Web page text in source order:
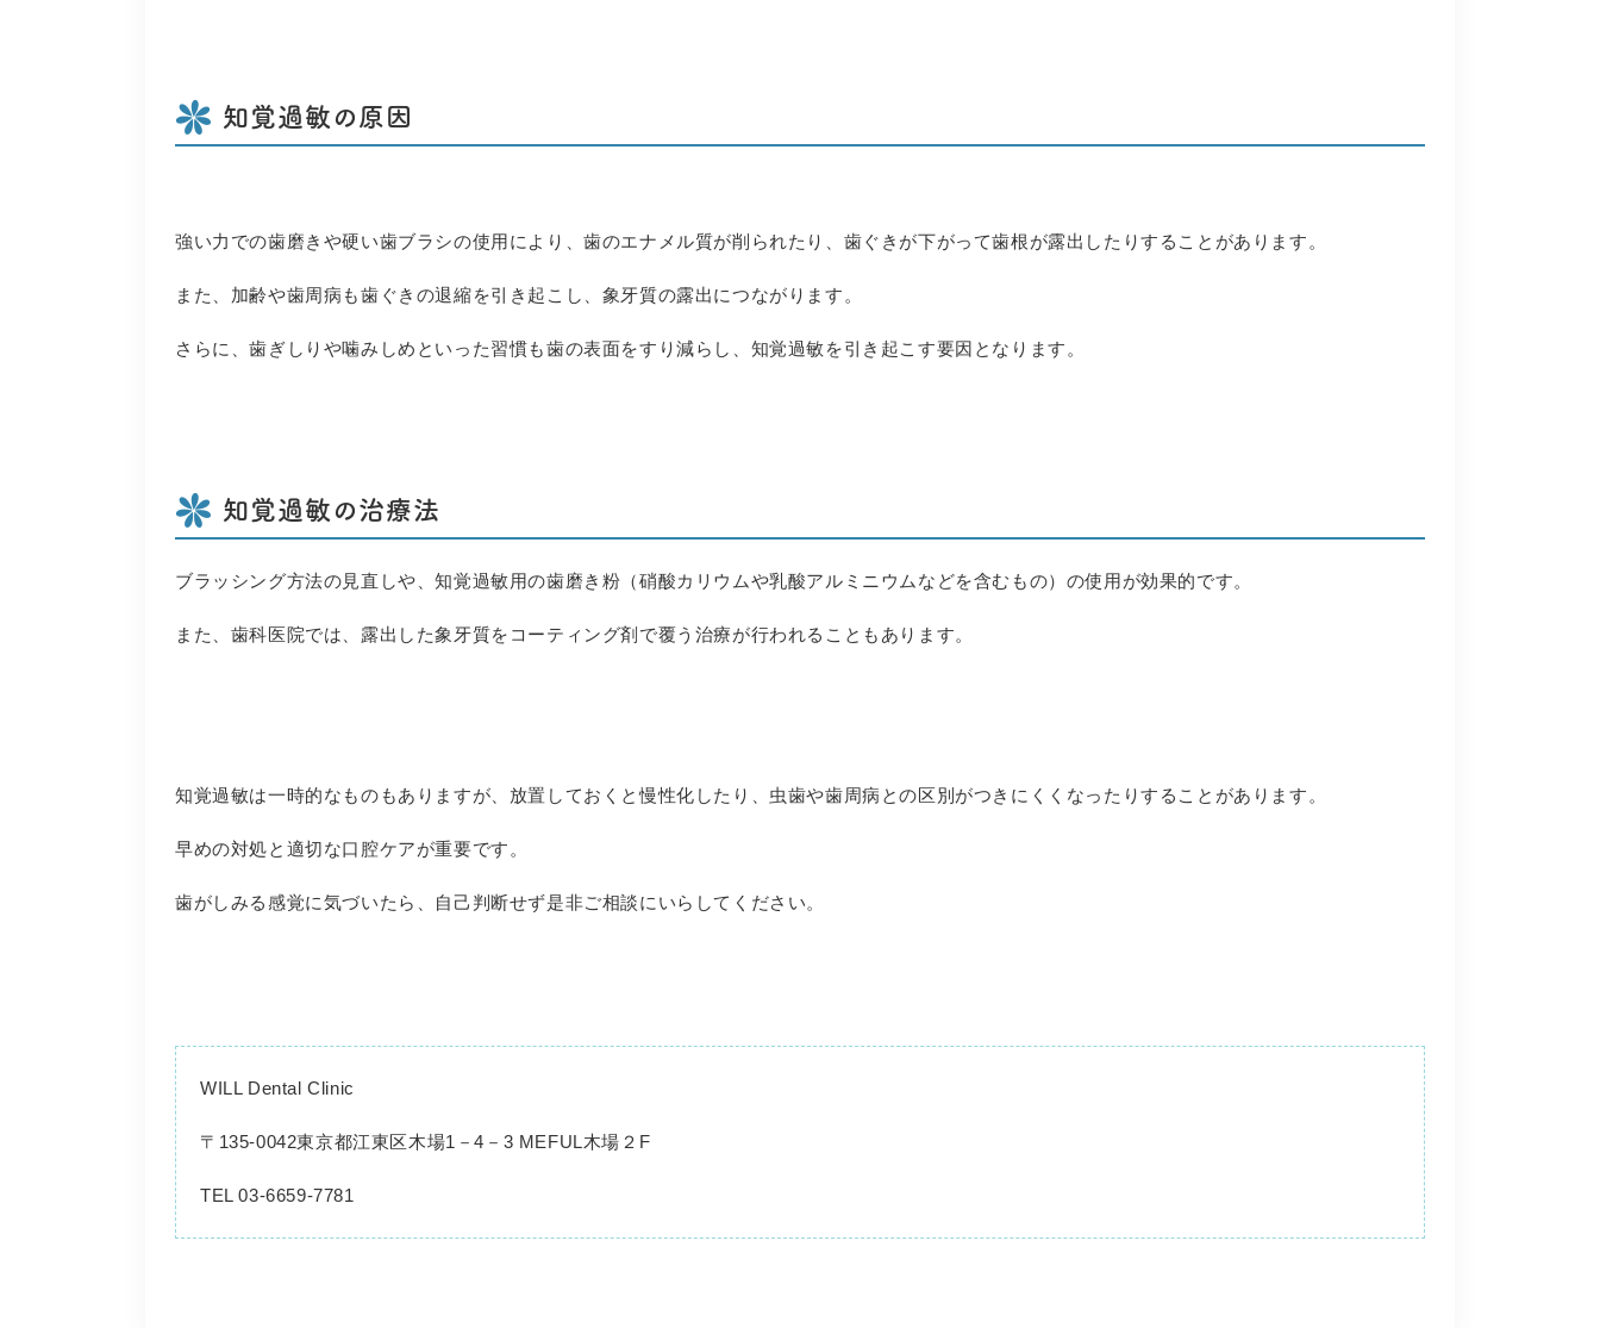
知覚過敏の原因
強い力での歯磨きや硬い歯ブラシの使用により、歯のエナメル質が削られたり、歯ぐきが下がって歯根が露出したりすることがあります。
また、加齢や歯周病も歯ぐきの退縮を引き起こし、象牙質の露出につながります。
さらに、歯ぎしりや噛みしめといった習慣も歯の表面をすり減らし、知覚過敏を引き起こす要因となります。
知覚過敏の治療法
ブラッシング方法の見直しや、知覚過敏用の歯磨き粉（硝酸カリウムや乳酸アルミニウムなどを含むもの）の使用が効果的です。
また、歯科医院では、露出した象牙質をコーティング剤で覆う治療が行われることもあります。
知覚過敏は一時的なものもありますが、放置しておくと慢性化したり、虫歯や歯周病との区別がつきにくくなったりすることがあります。
早めの対処と適切な口腔ケアが重要です。
歯がしみる感覚に気づいたら、自己判断せず是非ご相談にいらしてください。
WILL Dental Clinic
〒 135-0042東京都江東区木場1 －4 － 3 MEFUL木場２ F
TEL 03-6659-7781